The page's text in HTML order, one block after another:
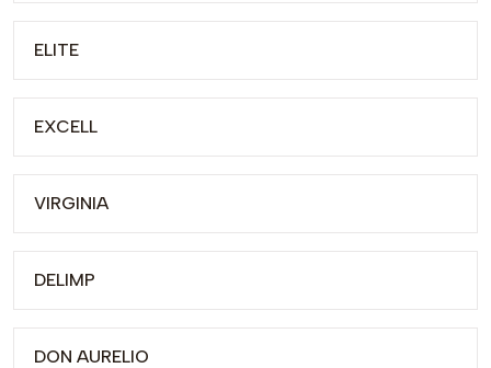
ELITE
EXCELL
VIRGINIA
DELIMP
DON AURELIO